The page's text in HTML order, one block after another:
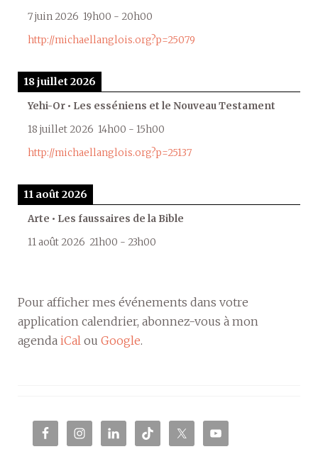
7 juin 2026 19h00 - 20h00
http://michaellanglois.org?p=25079
18 juillet 2026
Yehi-Or • Les esséniens et le Nouveau Testament
18 juillet 2026 14h00 - 15h00
http://michaellanglois.org?p=25137
11 août 2026
Arte • Les faussaires de la Bible
11 août 2026 21h00 - 23h00
Pour afficher mes événements dans votre
application calendrier, abonnez-vous à mon
agenda iCal ou Google.